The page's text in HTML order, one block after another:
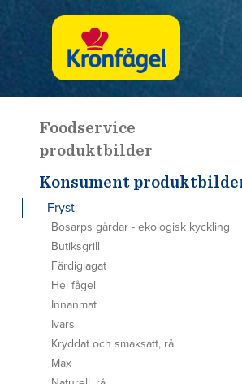
Foodservice
produktbilder
Konsument
Fryst
Bosarps gårdar - ekologisk kyckling
Butiksgrill
Färdiglagat
Hel fågel
Innanmat
Ivars
Kryddat och smaksatt, rå
Max